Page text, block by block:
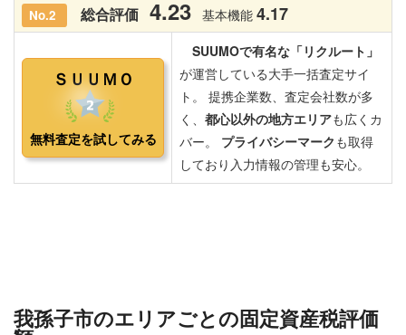
我孫子市のエリアごとの固定資産税評価